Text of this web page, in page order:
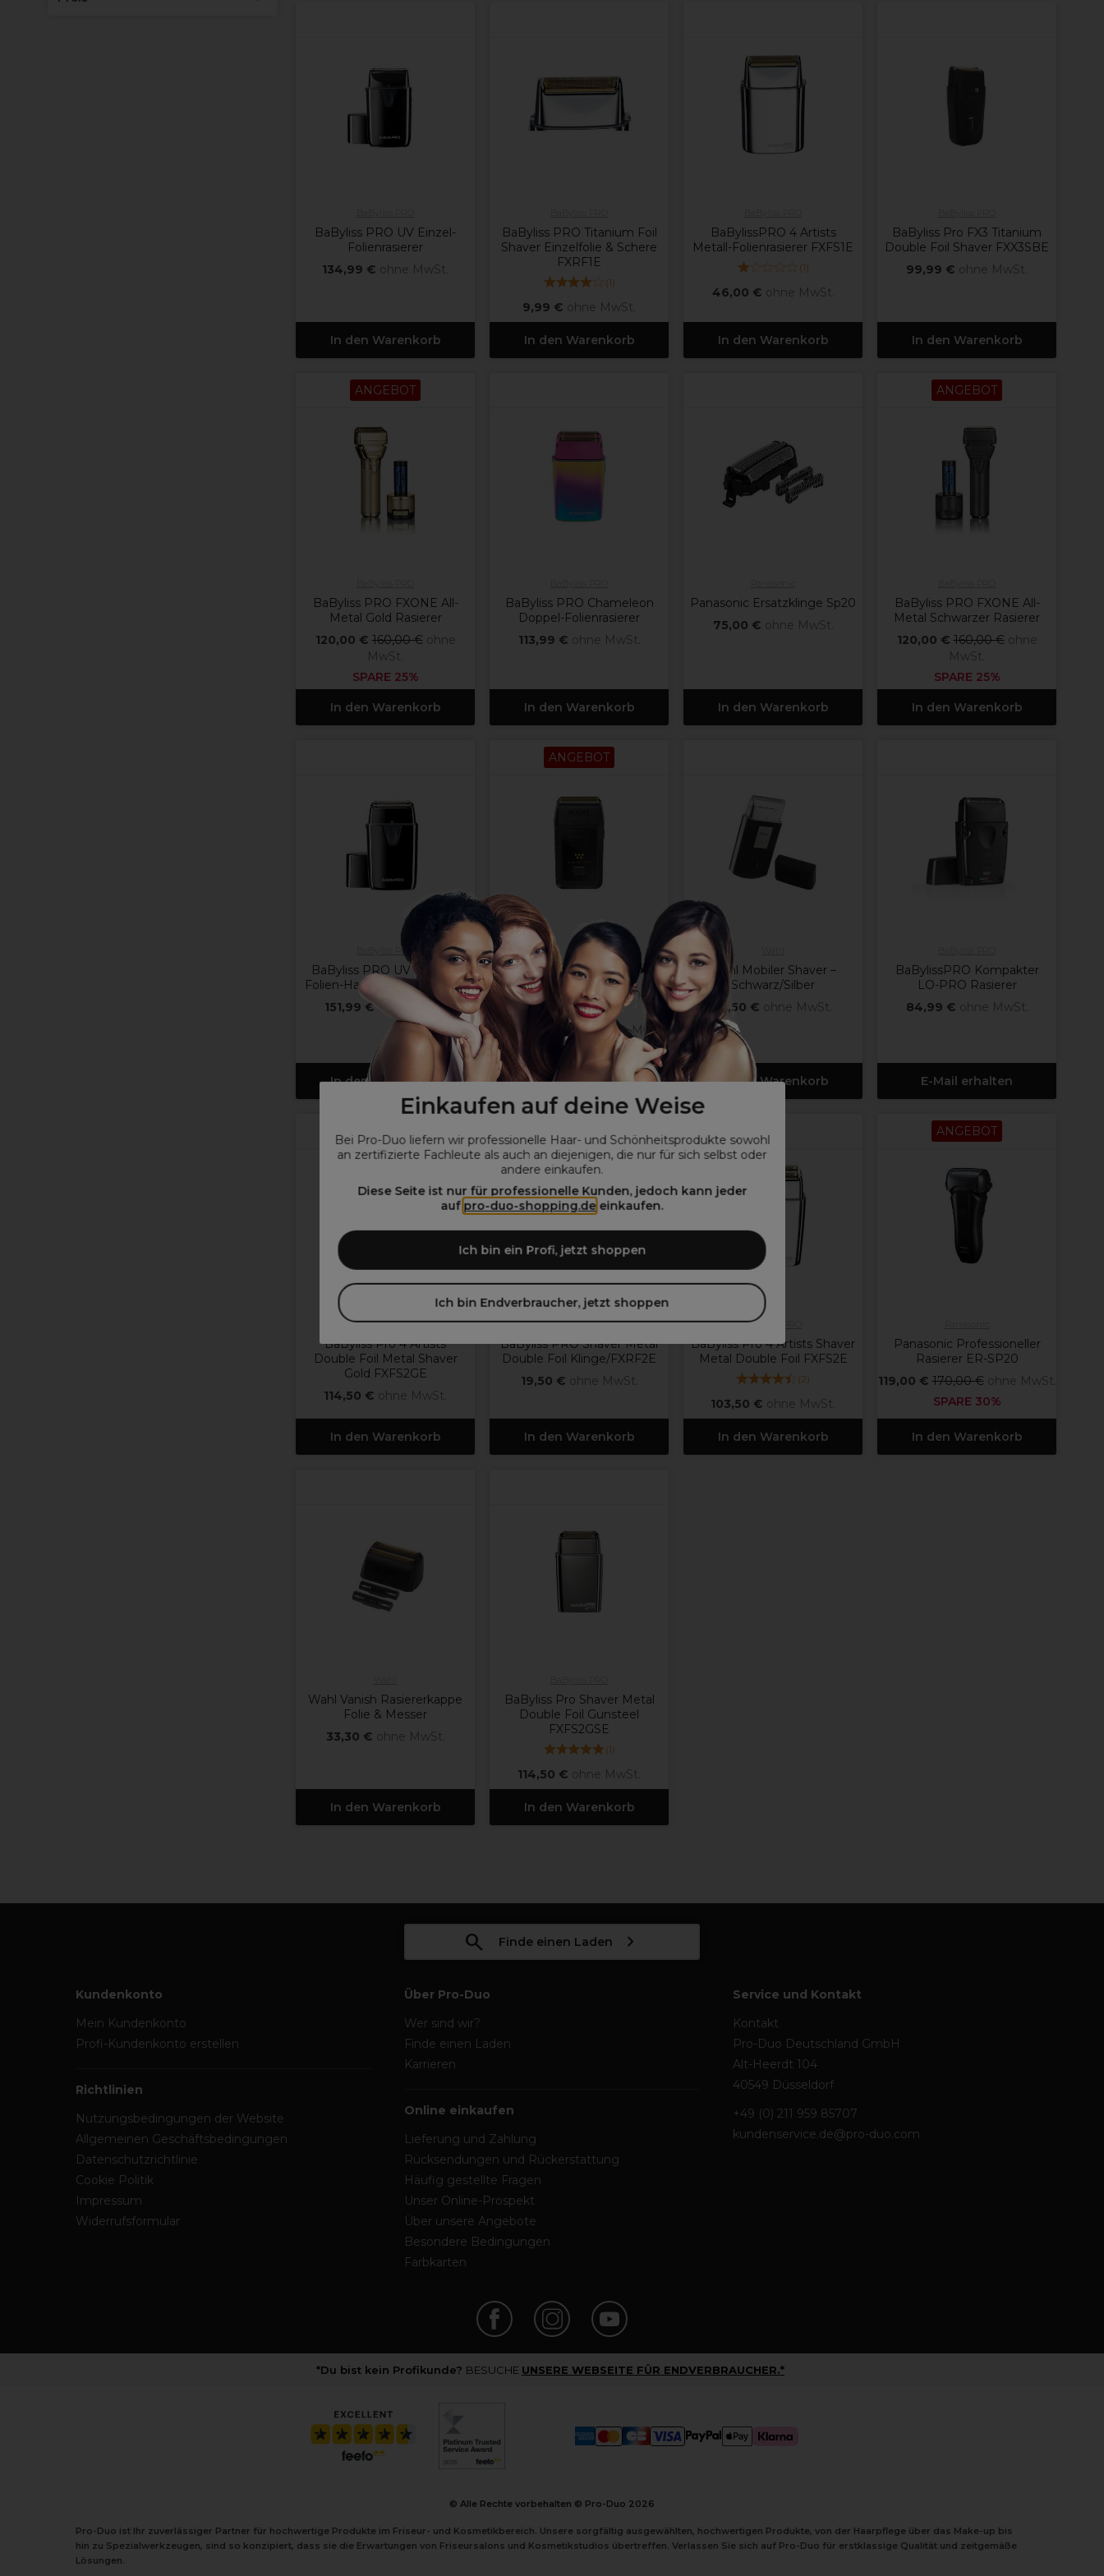
Einkaufen auf deine Weise
Bei Pro-Duo liefern wir professionelle Haar- und Schönheitsprodukte sowohl
an zertifizierte Fachleute als auch an diejenigen, die nur für sich selbst oder
andere einkaufen.
Diese Seite ist nur für professionelle Kunden, jedoch kann jeder
auf pro-duo-shopping.deeinkaufen.
Ich bin ein Profi, jetzt shoppen
Ich bin Endverbraucher, jetzt shoppen
BaByliss PRO UV Einzel-
Folienrasierer
134,99 € ohne MwSt.
In den Warenkorb
BaByliss PRO Titanium Foil
Shaver Einzelfolie & Schere
FXRF1E
(1)
9,99 € ohne MwSt.
In den Warenkorb
BaBylissPRO 4 Artists
Metall-Folienrasierer FXFS1E
(1)
46,00 € ohne MwSt.
In den Warenkorb
BaByliss Pro FX3 Titanium
Double Foil Shaver FXX3SBE
99,99 € ohne MwSt.
In den Warenkorb
ANGEBOT
BaByliss PRO FXONE All-
Metal Gold Rasierer
120,00 € 160,00 € ohne
MwSt.
SPARE 25%
In den Warenkorb
BaByliss PRO Chameleon
Doppel-Folienrasierer
113,99 € ohne MwSt.
In den Warenkorb
Panasonic Ersatzklinge Sp20
75,00 € ohne MwSt.
In den Warenkorb
ANGEBOT
BaByliss PRO FXONE All-
Metal Schwarzer Rasierer
120,00 € 160,00 € ohne
MwSt.
SPARE 25%
In den Warenkorb
BaByliss PRO
BaByliss PRO UV Doppel-
Folien-Haarrasierer FXLFS2E
151,99 € ohne MwSt.
In den Warenkorb
ANGEBOT
Wahl
Wahl Finishing Tool Vanish Li
5V
(1)
106,25 € 125,00 € ohne MwSt.
SPARE 15%
In den Warenkorb
Wahl Mobiler Shaver –
Schwarz/Silber
19,50 € ohne MwSt.
In den Warenkorb
BaBylissPRO Kompakter
LO-PRO Rasierer
84,99 € ohne MwSt.
E-Mail erhalten
BaByliss PRO
BaByliss Pro 4 Artists
Double Foil Metal Shaver
Gold FXFS2GE
114,50 € ohne MwSt.
In den Warenkorb
BaByliss PRO
BaByliss PRO Shaver Metal
Double Foil Klinge/FXRF2E
19,50 € ohne MwSt.
In den Warenkorb
BaByliss PRO
BaByliss Pro 4 Artists Shaver
Metal Double Foil FXFS2E
(2)
103,50 € ohne MwSt.
In den Warenkorb
ANGEBOT
Panasonic Professioneller
Rasierer ER-SP20
119,00 € 170,00 € ohne MwSt.
SPARE 30%
In den Warenkorb
Wahl Vanish Rasiererkappe
Folie & Messer
33,30 € ohne MwSt.
In den Warenkorb
BaByliss Pro Shaver Metal
Double Foil Gunsteel
FXFS2GSE
(1)
114,50 € ohne MwSt.
In den Warenkorb
Finde einen Laden
Kundenkonto
Mein Kundenkonto
Profi-Kundenkonto erstellen
Richtlinien
Nutzungsbedingungen der Website
Allgemeinen Geschäftsbedingungen
Datenschutzrichtlinie
Cookie Politik
Impressum
Widerrufsformular
Über Pro-Duo
Wer sind wir?
Finde einen Laden
Karrieren
Online einkaufen
Lieferung und Zahlung
Rücksendungen und Rückerstattung
Häufig gestellte Fragen
Unser Online-Prospekt
Über unsere Angebote
Besondere Bedingungen
Farbkarten
Service und Kontakt
Kontakt
Pro-Duo Deutschland GmbH
Alt-Heerdt 104
40549 Düsseldorf
+49 (0) 211 959 85707
kundenservice.de@pro-duo.com
*Du bist kein Profikunde? BESUCHE UNSERE WEBSEITE FÜR ENDVERBRAUCHER.*
© Alle Rechte vorbehalten © Pro-Duo 2026
Pro-Duo ist Ihr zuverlässiger Partner für hochwertige Produkte im Friseur- und Kosmetikbereich. Unsere sorgfältig ausgewählten, hochwertigen Produkte, von der Haarpflege über das Make-up bis
hin zu Spezialwerkzeugen, sind so konzipiert, dass sie die Erwartungen von Friseursalons und Kosmetikstudios übertreffen. Verlassen Sie sich auf Pro-Duo für erstklassige Qualität und zeitgemäße
Lösungen.